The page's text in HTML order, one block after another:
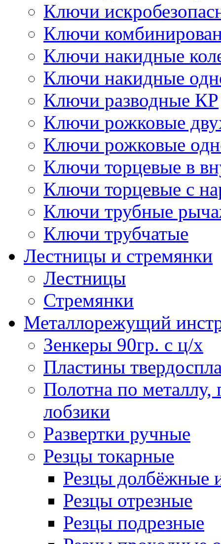
Ключи
Ключи
Ключи накидные
Ключи накидные
Ключи разводные КР
Ключи рожковые
Ключи рожковые
Ключи торцевые в
Ключи торцевые с
Ключи трубные
Ключи трубчатые
Лестницы и стремянки
Лестницы
Стремянки
Металлорежущий
Зенкеры 90гр. с ц/х
Пластины
Полотна по
лобзики
Развертки ручные
Резцы токарные
Резцы долбёжные
Резцы отрезные
Резцы подрезные